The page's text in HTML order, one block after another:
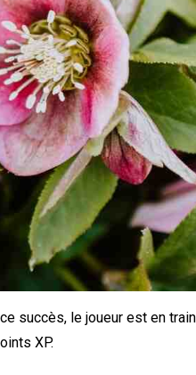
succès, le joueur est en
XP.